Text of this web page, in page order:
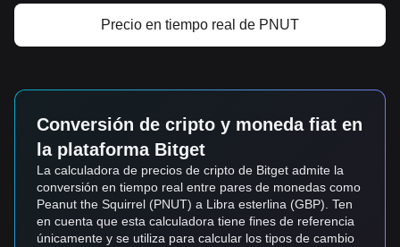
Precio en tiempo real de PNUT
Conversión de cripto y moneda fiat en
la plataforma Bitget
La calculadora de precios de cripto de Bitget admite la
conversión en tiempo real entre pares de monedas como
Peanut the Squirrel (PNUT) a Libra esterlina (GBP). Ten
en cuenta que esta calculadora tiene fines de referencia
únicamente y se utiliza para calcular los tipos de cambio